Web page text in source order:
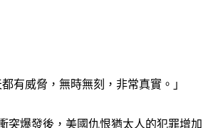
有威脅，無時無刻，非常真實。」
突爆發後，美國仇恨猶太人的犯罪增加